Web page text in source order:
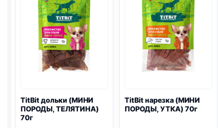
TitBit дольки (МИНИ
ПОРОДЫ, ТЕЛЯТИНА)
70г
TitBit нарезка (МИНИ
ПОРОДЫ, УТКА) 70г